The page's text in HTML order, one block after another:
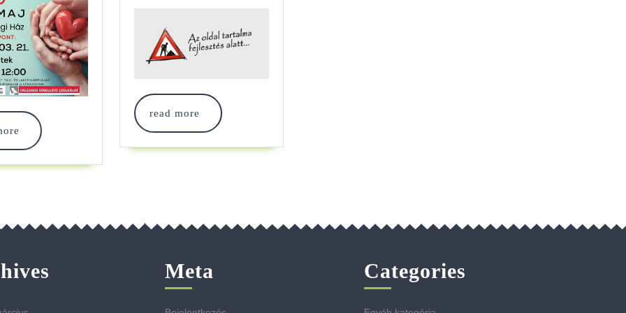
read
more
read more
read
more
Meta Categories